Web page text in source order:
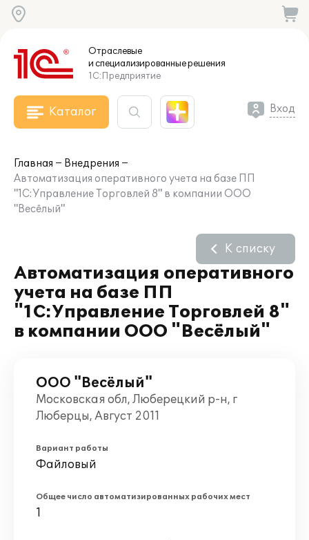
Отраслевые
и специализированныерешения
1С:Предприятие
Каталог Вход
Главная
Внедрения
Автоматизация оперативного учета на базе ПП
"1С:Управление Торговлей 8" в компании ООО
"Весёлый"
Автоматизация оперативного
учета на базе ПП
"1С:Управление Торговлей 8"
в компании ООО "Весёлый"
К списку
ООО "Весёлый"
Московская обл, Люберецкий р-н, г
Люберцы, Август 2011
Вариант работы
Файловый
Общее число автоматизированных рабочих мест
1